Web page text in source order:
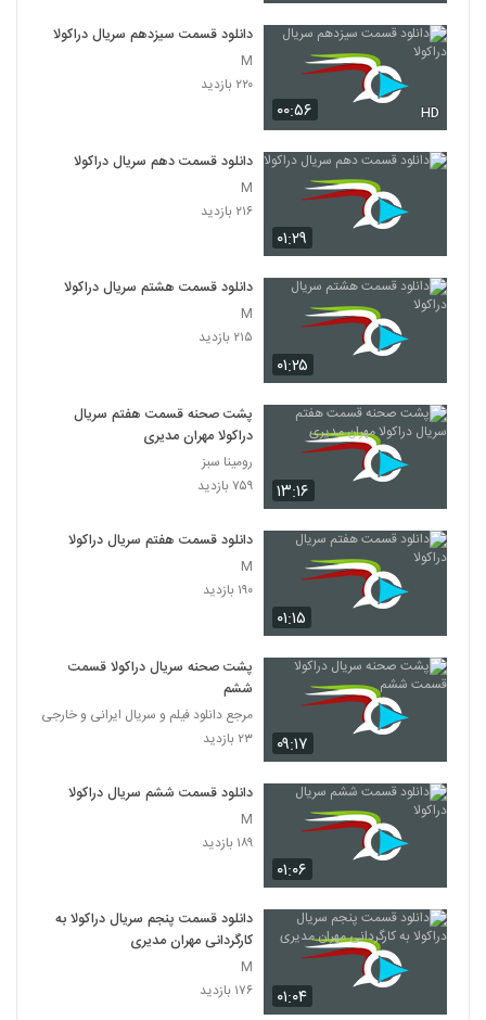
۰۰:۵۶ HD
دانلود قسمت سیزدهم سریال دراکولا
M
۲۲۰ بازدید
۰۱:۲۹
دانلود قسمت دهم سریال دراکولا
M
۲۱۶ بازدید
۰۱:۲۵
دانلود قسمت هشتم سریال دراکولا
M
۲۱۵ بازدید
۱۳:۱۶
پشت صحنه قسمت هفتم سریال
دراکولا مهران مدیری
رومینا سبز
۷۵۹ بازدید
۰۱:۱۵
دانلود قسمت هفتم سریال دراکولا
M
۱۹۰ بازدید
۰۹:۱۷
پشت صحنه سریال دراکولا قسمت
ششم
مرجع دانلود فیلم و سریال ایرانی و خارجی
۲۳ بازدید
۰۱:۰۶
دانلود قسمت ششم سریال دراکولا
M
۱۸۹ بازدید
۰۱:۰۴
دانلود قسمت پنجم سریال دراکولا به
کارگردانی مهران مدیری
M
۱۷۶ بازدید